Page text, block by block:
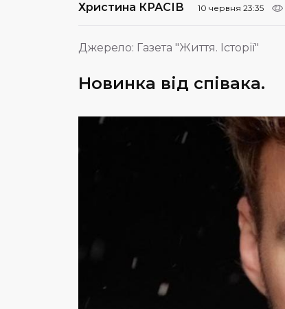
Христина КРАСІВ 10 червня 23:35
Джерело: Газета "Життя. Історії"
Новинка від співака.